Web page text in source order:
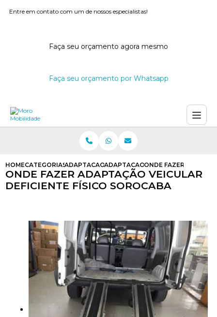
Entre em contato com um de nossos especialistas!
Faça seu orçamento agora mesmo
Faça seu orçamento por Whatsapp
HOMECATEGORIASADAPTACAO VEICULARADAPTACAO VEICULAR PARA
ONDE FAZER
ONDE FAZER ADAPTAÇÃO VEICULAR
DEFICIENTE FÍSICO SOROCABA